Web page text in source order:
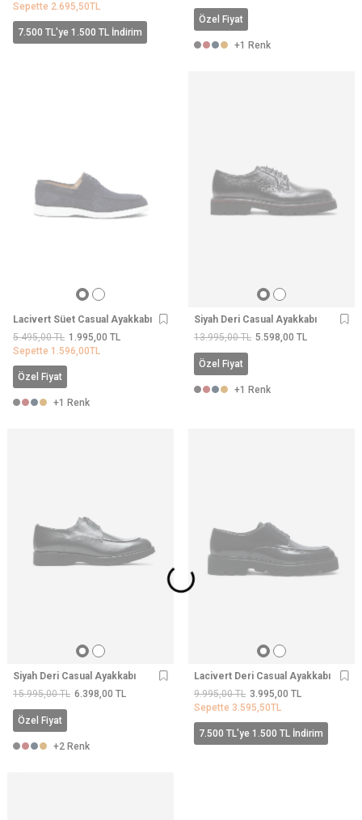
Sepette 2.695,50TL
7.500 TL'ye 1.500 TL İndirim
Özel Fiyat
+1 Renk
Lacivert Süet Casual Ayakkabı
5.495,00TL 1.995,00 TL
Sepette 1.596,00TL
Özel Fiyat
+1 Renk
Siyah Deri Casual Ayakkabı
13.995,00TL 5.598,00 TL
Özel Fiyat
+1 Renk
Siyah Deri Casual Ayakkabı
15.995,00TL 6.398,00 TL
Özel Fiyat
+2 Renk
Lacivert Deri Casual Ayakkabı
9.995,00TL 3.995,00 TL
Sepette 3.595,50TL
7.500 TL'ye 1.500 TL İndirim